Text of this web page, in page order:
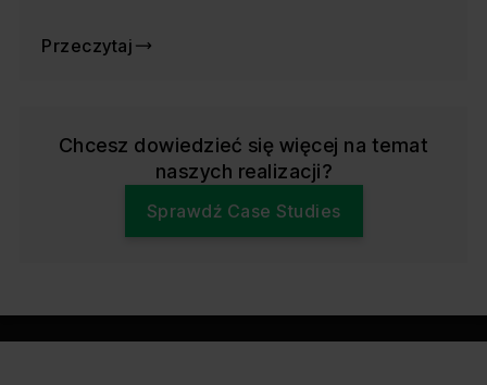
Przeczytaj
Chcesz dowiedzieć się więcej na temat
naszych realizacji?
Sprawdź Case Studies